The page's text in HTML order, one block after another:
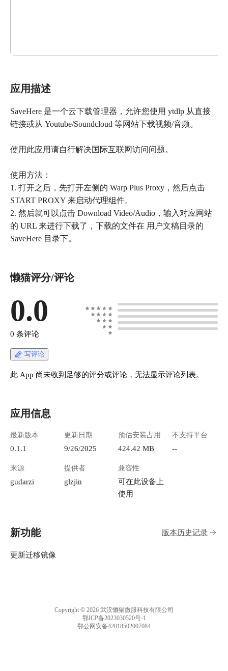
应用描述
SaveHere 是一个云下载管理器，允许您使用 ytdlp 从直接
链接或从 Youtube/Soundcloud 等网站下载视频/音频。
使用此应用请自行解决国际互联网访问问题。
使用方法：
1. 打开之后，先打开左侧的 Warp Plus Proxy，然后点击
START PROXY 来启动代理组件。
2. 然后就可以点击 Download Video/Audio，输入对应网站
的 URL 来进行下载了，下载的文件在 用户文稿目录的
SaveHere 目录下。
懒猫评分/评论
0.0
0 条评论
写评论
此 App 尚未收到足够的评分或评论，无法显示评论列表。
应用信息
最新版本
0.1.1
更新日期
9/26/2025
预估安装占用
424.42 MB
不支持平台
--
来源
gudarzi
提供者
glzjin
兼容性
可在此设备上
使用
新功能 版本历史记录
更新迁移镜像
Copyright © 2026 武汉懒猫微服科技有限公司
鄂ICP备2023030520号-1
鄂公网安备42018502007084